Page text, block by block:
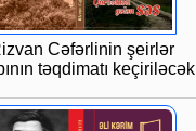
Cəfərlinin şeirlər
təqdimatı keçiriləcək